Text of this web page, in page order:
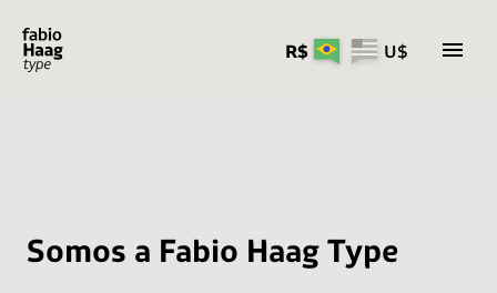
R$ U$
Somos a Fabio Haag Type